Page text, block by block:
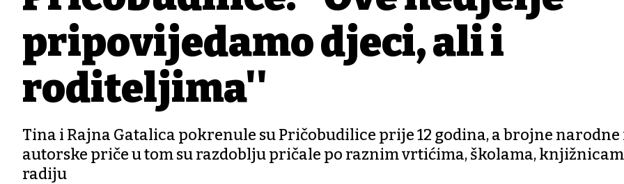
pripovijedamo djeci, ali i
roditeljima''
Tina i Rajna Gatalica pokrenule su Pričobudilice prije 12 godina, a brojne narodne
autorske priče u tom su razdoblju pričale po raznim vrtićima, školama,
radiju